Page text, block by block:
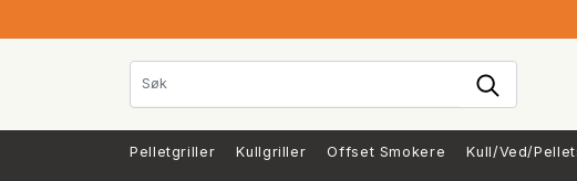
Pelletgriller Kullgriller Offset Smokere Kull/Ved/